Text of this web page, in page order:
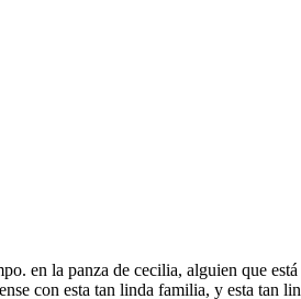
en la panza de cecilia, alguien que
con esta tan linda familia, y esta tan